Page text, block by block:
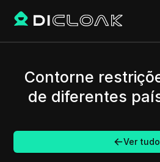
Contorne
de diferentes
Ver tudo